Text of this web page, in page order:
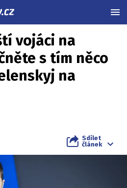
vojáci na
s tím něco
na
Sdílet
článek